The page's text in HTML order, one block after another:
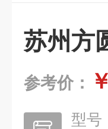
苏州方
参考价：
型号